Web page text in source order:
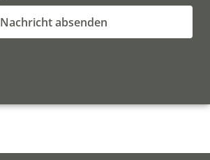
Nachricht absenden